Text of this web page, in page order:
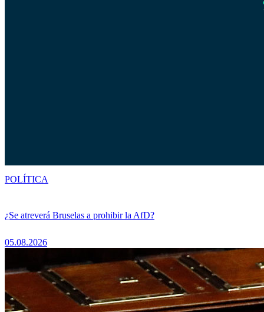
¿Se atreverá Bruselas a prohibir la AfD?
05.08.2026
POLÍTICA